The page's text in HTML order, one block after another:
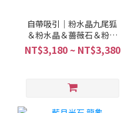
自帶吸引｜粉水晶九尾狐
＆粉水晶＆薔薇石＆粉碧
璽＆金草莓＆草莓晶
NT$3,180 ~ NT$3,380